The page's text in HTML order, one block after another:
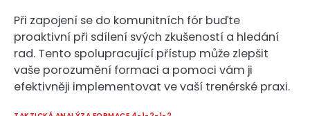
Při zapojení se do komunitních fór buďte
proaktivní při sdílení svých zkušeností a hledání
rad. Tento spolupracující přístup může zlepšit
vaše porozumění formaci a pomoci vám ji
efektivněji implementovat ve vaší trenérské praxi.